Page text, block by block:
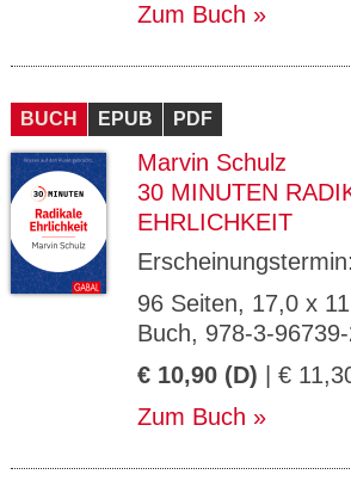
Zum Buch
BUCH EPUB PDF
Marvin Schulz
30 MINUTEN
EHRLICHKEIT
Erscheinungstermin:
96 Seiten, 17,0 x
Buch, 978-3-
€ 10,90 (D) | €
Zum Buch